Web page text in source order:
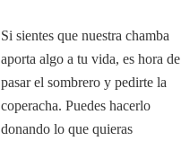
Si sientes que nuestra chamba
aporta algo a tu vida, es hora de
pasar el sombrero y pedirte la
coperacha. Puedes hacerlo
donando lo que quieras